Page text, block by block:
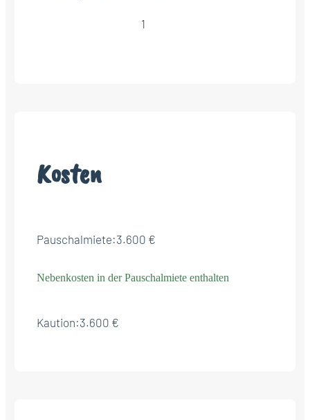
1
Kosten
Pauschalmiete:3.600 €
Nebenkosten in der Pauschalmiete enthalten
Kaution:3.600 €